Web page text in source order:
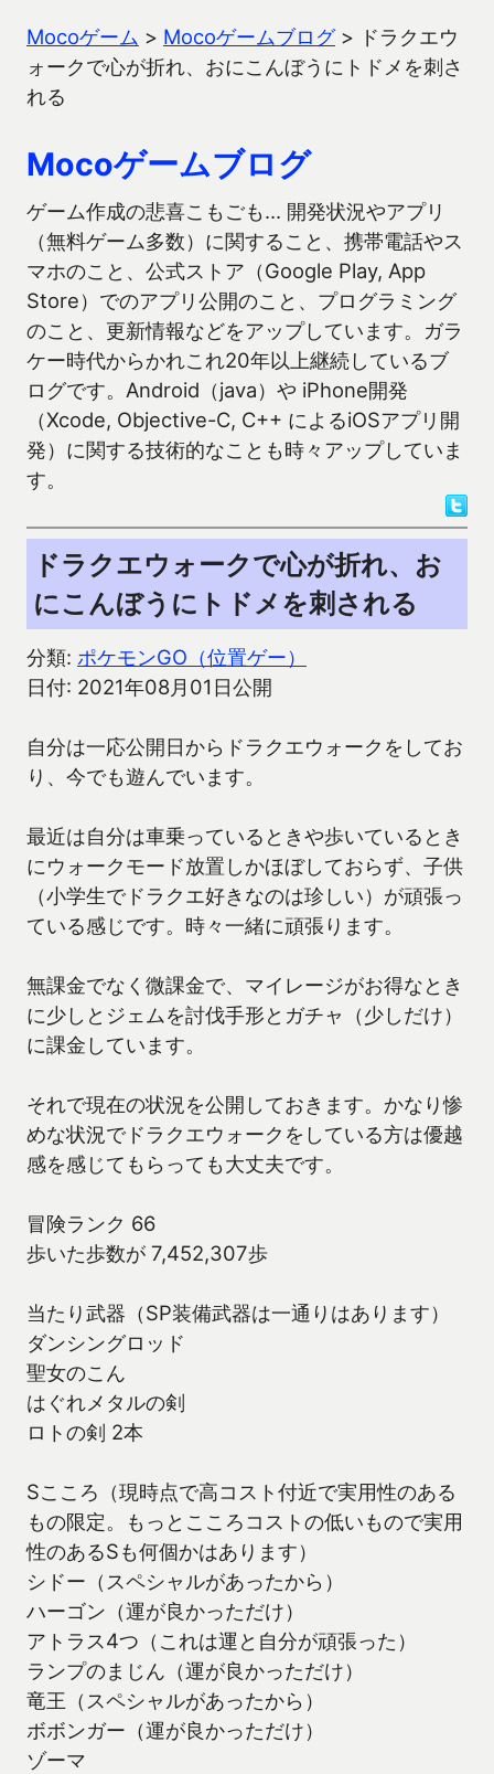
Mocoゲーム > Mocoゲームブログ> ドラクエウ
ォークで心が折れ、おにこんぼうにトドメを刺さ
れる
Mocoゲームブログ
ゲーム作成の悲喜こもごも… 開発状況やアプリ
（無料ゲーム多数）に関すること、携帯電話やス
マホのこと、公式ストア（Google Play, App
Store）でのアプリ公開のこと、プログラミング
のこと、更新情報などをアップしています。ガラ
ケー時代からかれこれ20年以上継続しているブ
ログです。Android（java）や iPhone開発
（Xcode, Objective-C, C++ によるiOSアプリ開
発）に関する技術的なことも時々アップしていま
す。
ドラクエウォークで心が折れ、お
にこんぼうにトドメを刺される
分類: ポケモンGO（位置ゲー）
日付: 2021年08月01日公開
自分は一応公開日からドラクエウォークをしてお
り、今でも遊んでいます。
最近は自分は車乗っているときや歩いているとき
にウォークモード放置しかほぼしておらず、子供
（小学生でドラクエ好きなのは珍しい）が頑張っ
ている感じです。時々一緒に頑張ります。
無課金でなく微課金で、マイレージがお得なとき
に少しとジェムを討伐手形とガチャ（少しだけ）
に課金しています。
それで現在の状況を公開しておきます。かなり惨
めな状況でドラクエウォークをしている方は優越
感を感じてもらっても大丈夫です。
冒険ランク 66
歩いた歩数が 7,452,307歩
当たり武器（SP装備武器は一通りはあります）
ダンシングロッド
聖女のこん
はぐれメタルの剣
ロトの剣 2本
Sこころ（現時点で高コスト付近で実用性のある
もの限定。もっとこころコストの低いもので実用
性のあるSも何個かはあります）
シドー（スペシャルがあったから）
ハーゴン（運が良かっただけ）
アトラス4つ（これは運と自分が頑張った）
ランプのまじん（運が良かっただけ）
竜王（スペシャルがあったから）
ボボンガー（運が良かっただけ）
ゾーマ